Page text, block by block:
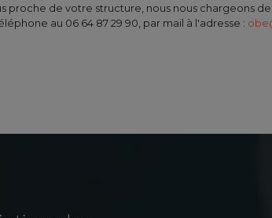
proche de votre structure, nous nous chargeons
au 06 64 87 29 90, par mail à l'adresse :